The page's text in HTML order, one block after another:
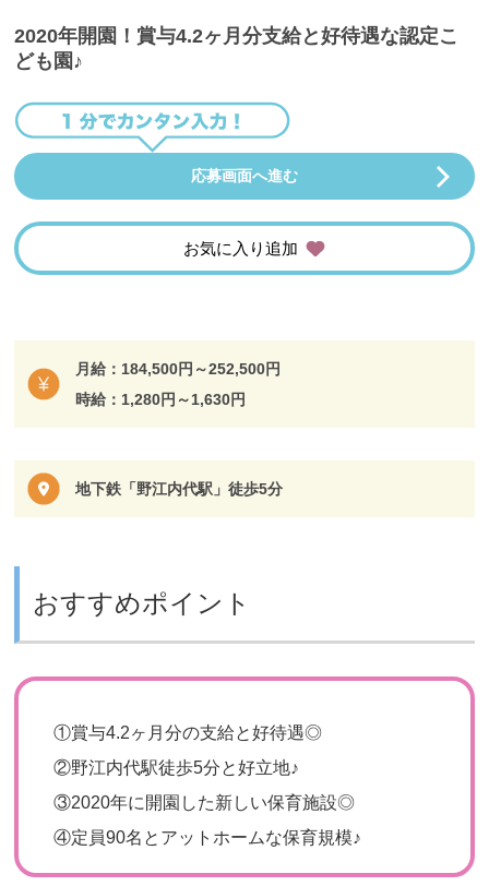
2020年開園！賞与4.2ヶ月分支給と好待遇な認定こ
ども園♪
応募画面へ進む
お気に入り追加
月給：184,500円～252,500円
時給：1,280円～1,630円
地下鉄「野江内代駅」徒歩5分
おすすめポイント
①賞与4.2ヶ月分の支給と好待遇◎
②野江内代駅徒歩5分と好立地♪
③2020年に開園した新しい保育施設◎
④定員90名とアットホームな保育規模♪